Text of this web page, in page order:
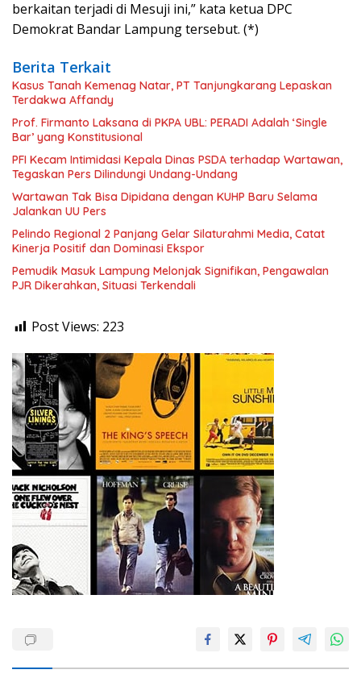
berkaitan terjadi di Mesuji ini,” kata ketua DPC
Demokrat Bandar Lampung tersebut. (*)
Berita Terkait
Kasus Tanah Kemenag Natar, PT Tanjungkarang Lepaskan
Terdakwa Affandy
Prof. Firmanto Laksana di PKPA UBL: PERADI Adalah ‘Single
Bar’ yang Konstitusional
PFI Kecam Intimidasi Kepala Dinas PSDA terhadap Wartawan,
Tegaskan Pers Dilindungi Undang-Undang
Wartawan Tak Bisa Dipidana dengan KUHP Baru Selama
Jalankan UU Pers
Pelindo Regional 2 Panjang Gelar Silaturahmi Media, Catat
Kinerja Positif dan Dominasi Ekspor
Pemudik Masuk Lampung Melonjak Signifikan, Pengawalan
PJR Dikerahkan, Situasi Terkendali
Post Views: 223